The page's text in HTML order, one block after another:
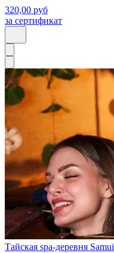
320,00 руб
за сертификат
Тайская spa-деревня Samui